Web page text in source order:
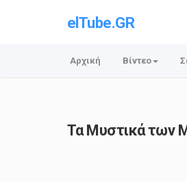
elTube.GR
Αρχική Βίντεο
Τα Μυστικά των